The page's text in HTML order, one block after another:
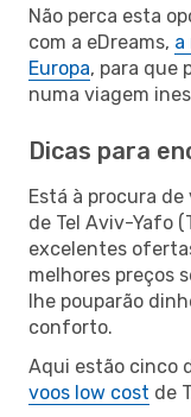
Não perca esta
com a eDreams, a
Europa, para que
numa viagem
Dicas para
Está à procura de
de Tel Aviv-Yafo
excelentes
melhores preços
lhe pouparão
conforto.
Aqui estão cinco
voos low cost de